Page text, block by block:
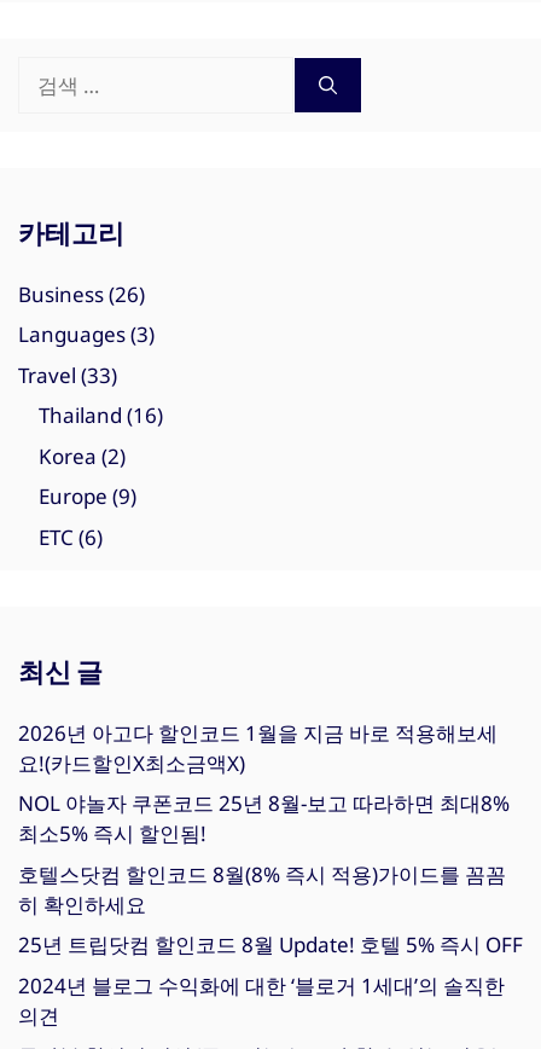
색:
카테고리
Business(26)
Languages(3)
Travel (33)
Thailand (16)
Korea (2)
Europe (9)
ETC (6)
최신 글
2026년 아고다 할인코드 1월을 지금 바로 적용해보세
요!(카드할인X최소금액X)
NOL 야놀자 쿠폰코드 25년 8월-보고 따라하면 최대8%
최소5% 즉시 할인됨!
호텔스닷컴 할인코드 8월(8% 즉시 적용)가이드를 꼼꼼
히 확인하세요
25년 트립닷컴 할인코드 8월 Update! 호텔 5% 즉시 OFF
2024년 블로그 수익화에 대한 ‘블로거 1세대’의 솔직한
의견